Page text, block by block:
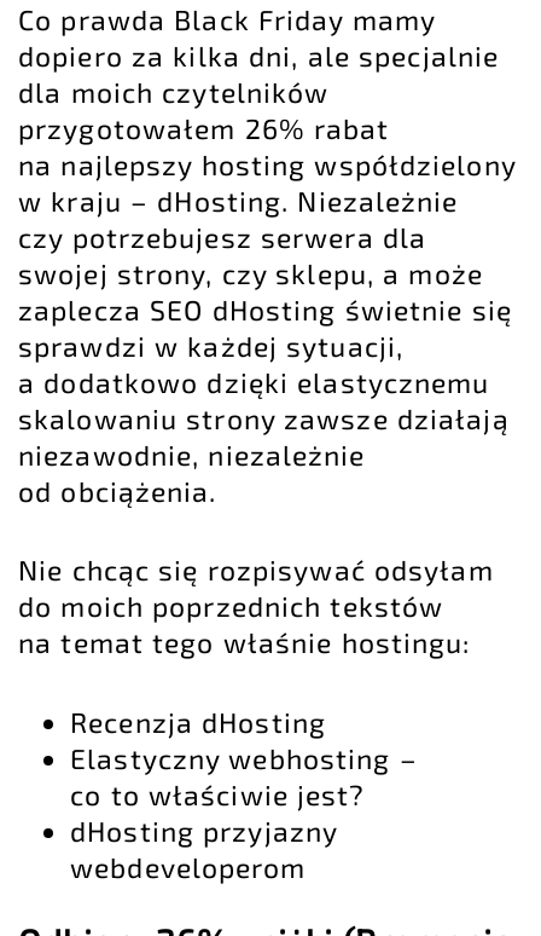
Co prawda Black Friday mamy
dopiero za kilka dni, ale specjalnie
dla moich czytelników
przygotowałem 26% rabat
na najlepszy hosting współdzielony
w kraju – dHosting. Niezależnie
czy potrzebujesz serwera dla
swojej strony, czy sklepu, a może
zaplecza SEO dHosting świetnie się
sprawdzi w każdej sytuacji,
a dodatkowo dzięki elastycznemu
skalowaniu strony zawsze działają
niezawodnie, niezależnie
od obciążenia.
Nie chcąc się rozpisywać odsyłam
do moich poprzednich tekstów
na temat tego właśnie hostingu:
Recenzja dHosting
Elastyczny webhosting –
co to właściwie jest?
dHosting przyjazny
webdeveloperom